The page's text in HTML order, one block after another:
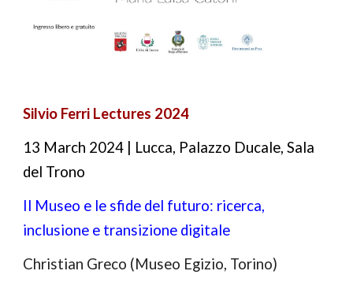
Silvio Ferri Lectures 2024
13 March 2024 | Lucca, Palazzo Ducale, Sala
del Trono
Il Museo e le sfide del futuro: ricerca,
inclusione e transizione digitale
Christian Greco (Museo Egizio, Torino)